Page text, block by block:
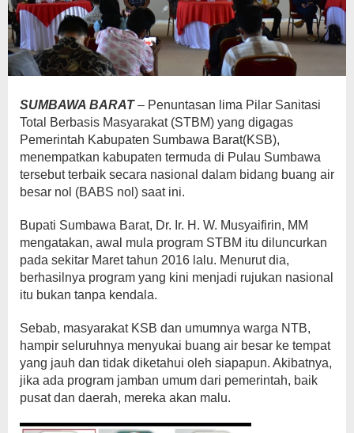
SUMBAWA BARAT– Penuntasan lima Pilar Sanitasi
Total Berbasis Masyarakat (STBM) yang digagas
Pemerintah Kabupaten Sumbawa Barat(KSB),
menempatkan kabupaten termuda di Pulau Sumbawa
tersebut terbaik secara nasional dalam bidang buang air
besar nol (BABS nol) saat ini.
Bupati Sumbawa Barat, Dr. Ir. H. W. Musyaifirin, MM
mengatakan, awal mula program STBM itu diluncurkan
pada sekitar Maret tahun 2016 lalu. Menurut dia,
berhasilnya program yang kini menjadi rujukan nasional
itu bukan tanpa kendala.
Sebab, masyarakat KSB dan umumnya warga NTB,
hampir seluruhnya menyukai buang air besar ke tempat
yang jauh dan tidak diketahui oleh siapapun. Akibatnya,
jika ada program jamban umum dari pemerintah, baik
pusat dan daerah, mereka akan malu.